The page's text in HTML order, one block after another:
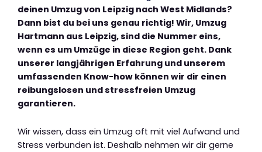
deinen Umzug von Leipzig nach West Midlands?
Dann bist du bei uns genau richtig! Wir, Umzug
Hartmann aus Leipzig, sind die Nummer eins,
wenn es um Umzüge in diese Region geht. Dank
unserer langjährigen Erfahrung und unserem
umfassenden Know-how können wir dir einen
reibungslosen und stressfreien Umzug
garantieren.
Wir wissen, dass ein Umzug oft mit viel Aufwand und
Stress verbunden ist. Deshalb nehmen wir dir gerne